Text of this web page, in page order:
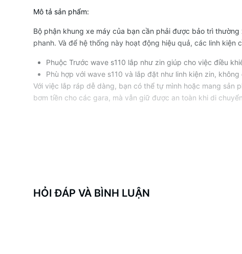
Mô tả sản phẩm:
Bộ phận khung xe máy của bạn cần phải được bảo trì
phanh. Và để hệ thống này hoạt động hiệu quả, các linh kiện
Phuộc Trước wave s110 lắp như zin giúp cho việc điều
Phù hợp với wave s110 và lắp đặt như linh kiện zin, không
Với việc lắp ráp dễ dàng, bạn có thể tự mình hoặc mang sản
bơm tiền cho các gara, mà vẫn giữ được an toàn khi di
HỎI ĐÁP VÀ BÌNH LUẬN